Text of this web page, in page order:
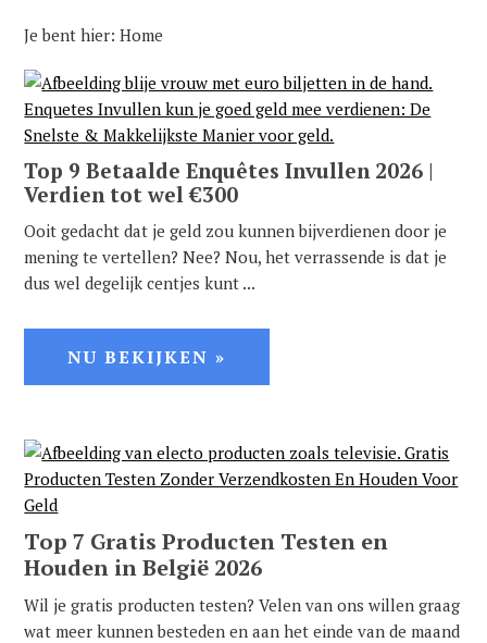
naar
de
hoofdnavigatie
naar
de
hoofd
inhoud
naar
de
eerste
sidebar
naar
de
voettekst
Je bent hier:Home
Top 9 Betaalde Enquêtes Invullen 2026 |
Verdien tot wel €300
Ooit gedacht dat je geld zou kunnen bijverdienen door je
mening te vertellen? Nee? Nou, het verrassende is dat je
dus wel degelijk centjes kunt ...
NU BEKIJKEN »
Top 7 Gratis Producten Testen en
Houden in België 2026
Wil je gratis producten testen? Velen van ons willen graag
wat meer kunnen besteden en aan het einde van de maand